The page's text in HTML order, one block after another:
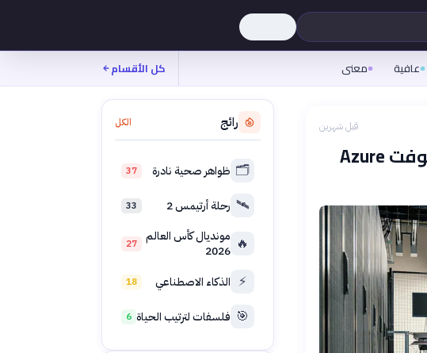
عافية معنى كل الأقسام
قبل شهرين
خوادم سحابية: أمازون AWS مقابل مايكروسوفت Azure
رائج الكل
🗂️ ظواهر صحية نادرة 37
🛰️ رحلة أرتيمس 2 33
🔥 مونديال كأس العالم
2026
27
⚡ الذكاء الاصطناعي 18
🎯 فلسفات لترتيب الحياة 6